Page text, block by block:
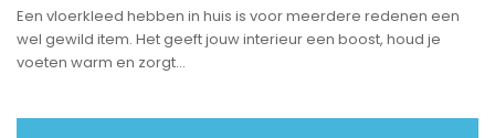
Een vloerkleed hebben in huis is voor meerdere redenen een
wel gewild item. Het geeft jouw interieur een boost, houd je
voeten warm en zorgt…